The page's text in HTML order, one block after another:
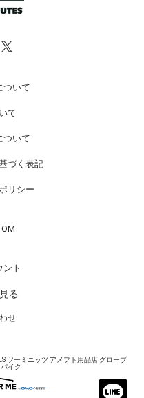
ついて
て
ついて
づく表記
リシー
ント
る
せ
ツーミニッツ アメフト用品店 グローブ
イク